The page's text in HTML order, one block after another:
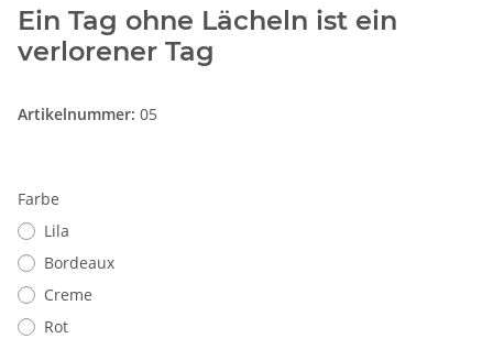
Ein Tag ohne Lächeln ist ein
verlorener Tag
Artikelnummer: 05
Farbe
Lila
Bordeaux
Creme
Rot